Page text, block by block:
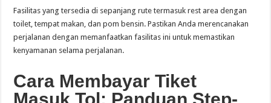
Fasilitas yang tersedia di sepanjang rute termasuk rest area dengan
toilet, tempat makan, dan pom bensin. Pastikan Anda merencanakan
perjalanan dengan memanfaatkan fasilitas ini untuk memastikan
kenyamanan selama perjalanan.
Cara Membayar Tiket